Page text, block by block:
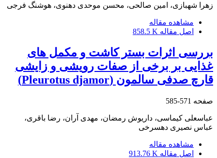
زهرا شهبازی، امین صالحی، محسن موحدی دهنوی، هوشنگ فرجی
مشاهده مقاله
اصل مقاله 858.5 K
بررسی اثرات بستر کاشت و مکمل های
غذایی بر برخی از صفات رویشی و زایشی
قارچ صدفی سالمون (Pleurotus djamor)
صفحه 571-585
عباسعلی کیماسی، داریوش رمضان، مهدی آران، رضا باقری،
عباس نصیری دهسرخی
مشاهده مقاله
اصل مقاله 913.76 K